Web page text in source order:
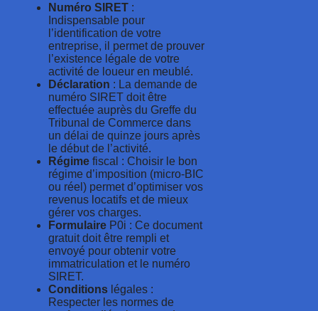
Numéro SIRET :
Indispensable pour
l’identification de votre
entreprise, il permet de prouver
l’existence légale de votre
activité de loueur en meublé.
Déclaration : La demande de
numéro SIRET doit être
effectuée auprès du Greffe du
Tribunal de Commerce dans
un délai de quinze jours après
le début de l’activité.
Régime fiscal : Choisir le bon
régime d’imposition (micro-BIC
ou réel) permet d’optimiser vos
revenus locatifs et de mieux
gérer vos charges.
Formulaire P0i : Ce document
gratuit doit être rempli et
envoyé pour obtenir votre
immatriculation et le numéro
SIRET.
Conditions légales :
Respecter les normes de